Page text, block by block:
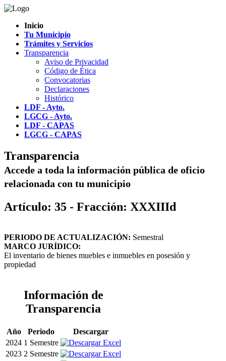
Inicio
Tu Municipio
Trámites y Servicios
Transparencia
Aviso de Privacidad
Código de Ética
Convocatorias
Declaraciones
Histórico
LDF - Ayto.
LGCG - Ayto.
LDF - CAPAS
LGCG - CAPAS
Transparencia
Accede a toda la información pública de oficio
relacionada con tu municipio
Artículo: 35 - Fracción: XXXIIId
PERIODO DE ACTUALIZACIÓN: Semestral
MARCO JURÍDICO:
El inventario de bienes muebles e inmuebles en posesión y
propiedad
Información de
Transparencia
Año Periodo
Descargar
2024 1 Semestre
2023 2 Semestre